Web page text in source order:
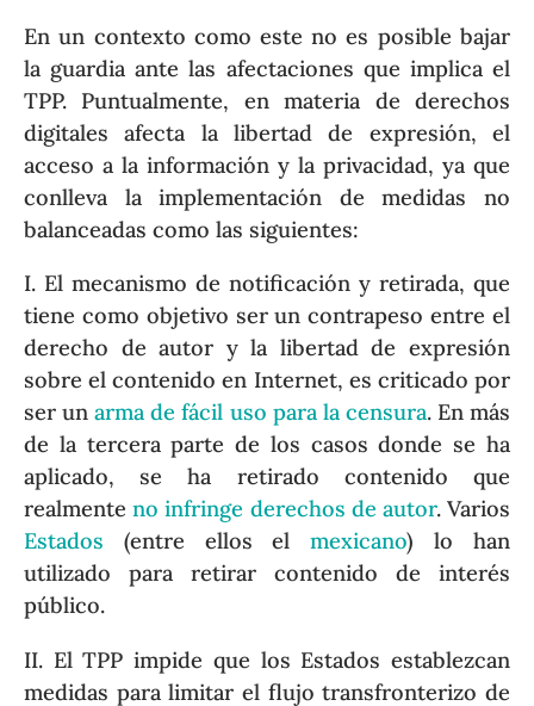
En un contexto como este no es posible bajar
la guardia ante las afectaciones que implica el
TPP. Puntualmente, en materia de derechos
digitales afecta la libertad de expresión, el
acceso a la información y la privacidad, ya que
conlleva la implementación de medidas no
balanceadas como las siguientes:
I. El mecanismo de notificación y retirada, que
tiene como objetivo ser un contrapeso entre el
derecho de autor y la libertad de expresión
sobre el contenido en Internet, es criticado por
ser un arma de fácil uso para la censura. En más
de la tercera parte de los casos donde se ha
aplicado, se ha retirado contenido que
realmenteno infringe derechos de autor. Varios
Estados (entre ellos elmexicano) lo han
utilizado para retirar contenido de interés
público.
II. El TPP impide que los Estados establezcan
medidas para limitar el flujo transfronterizo de